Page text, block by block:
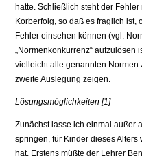
hatte. Schließlich steht der
Korberfolg, so daß es fraglich
Fehler einsehen können (vgl.
„Normenkonkurrenz“ aufzulösen
vielleicht alle genannten
zweite Auslegung zeigen.
Lösungsmöglichkeiten [1]
Zunächst lasse ich einmal außer
springen, für Kinder dieses
hat. Erstens müßte der Lehrer